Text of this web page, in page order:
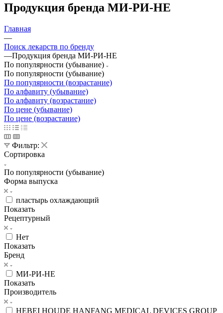
Продукция бренда МИ-РИ-НЕ
Главная
—
Поиск лекарств по бренду
—Продукция бренда МИ-РИ-НЕ
По популярности (убывание)
По популярности (убывание)
По популярности (возрастание)
По алфавиту (убывание)
По алфавиту (возрастание)
По цене (убывание)
По цене (возрастание)
Фильтр:
Сортировка
По популярности (убывание)
Форма выпуска
пластырь охлаждающий
Показать
Рецептурный
Нет
Показать
Бренд
МИ-РИ-НЕ
Показать
Производитель
HEBEI HOUDE HANFANG MEDICAL DEVICES GROUP